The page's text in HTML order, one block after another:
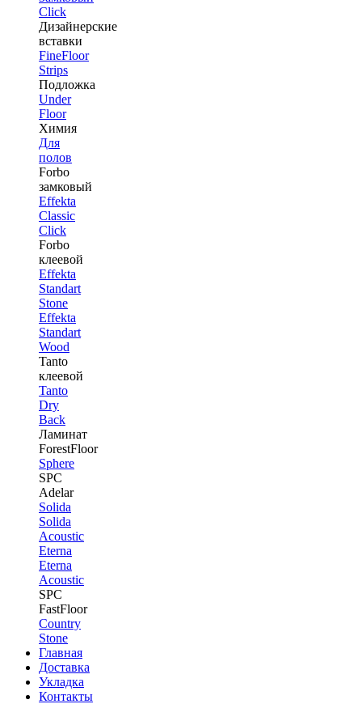
Click
Дизайнерские
вставки
FineFloor
Strips
Подложка
Under
Floor
Химия
Для
полов
Forbo
замковый
Effekta
Classic
Click
Forbo
клеевой
Effekta
Standart
Stone
Effekta
Standart
Wood
Tanto
клеевой
Tanto
Dry
Back
Ламинат
ForestFloor
Sphere
SPC
Adelar
Solida
Solida
Acoustic
Eterna
Eterna
Acoustic
SPC
FastFloor
Country
Stone
Главная
Доставка
Укладка
Контакты